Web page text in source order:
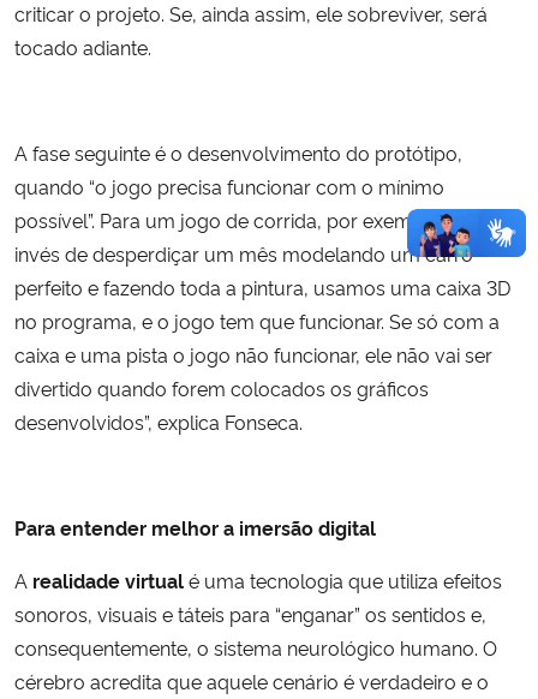
criticar o projeto. Se, ainda assim, ele sobreviver, será
tocado adiante.
A fase seguinte é o desenvolvimento do protótipo,
quando “o jogo precisa funcionar com o mínimo
possível”. Para um jogo de corrida, por exemplo: “ao
invés de desperdiçar um mês modelando um carro
perfeito e fazendo toda a pintura, usamos uma caixa 3D
no programa, e o jogo tem que funcionar. Se só com a
caixa e uma pista o jogo não funcionar, ele não vai ser
divertido quando forem colocados os gráficos
desenvolvidos”, explica Fonseca.
Para entender melhor a imersão digital
A realidade virtualé uma tecnologia que utiliza efeitos
sonoros, visuais e táteis para “enganar” os sentidos e,
consequentemente, o sistema neurológico humano. O
cérebro acredita que aquele cenário é verdadeiro e o